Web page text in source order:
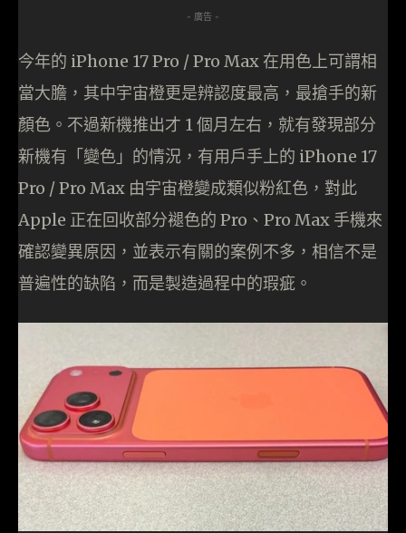
- 廣告 -
今年的 iPhone 17 Pro / Pro Max 在用色上可謂相
當大膽，其中宇宙橙更是辨認度最高，最搶手的新
顏色。不過新機推出才 1 個月左右，就有發現部分
新機有「變色」的情況，有用戶手上的 iPhone 17
Pro / Pro Max 由宇宙橙變成類似粉紅色，對此
Apple 正在回收部分褪色的 Pro、Pro Max 手機來
確認變異原因，並表示有關的案例不多，相信不是
普遍性的缺陷，而是製造過程中的瑕疵。